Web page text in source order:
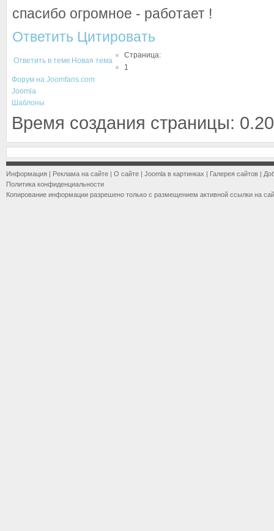
спасибо огромное - работает !
Ответить Цитировать
Ответить в теме Новая тема
Страница:
1
Форум на Joomfans.com
Joomla
Шаблоны
Время создания страницы:
Информация | Реклама на сайте | О сайте | Joomla в картинках | Галерея сайтов |
Политика конфиденциальности
Копирование информации разрешено только с размещением активной ссылки на